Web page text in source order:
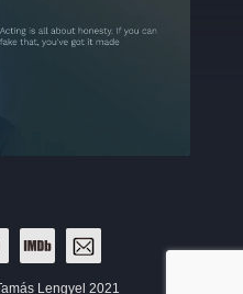
Lengyel 2021